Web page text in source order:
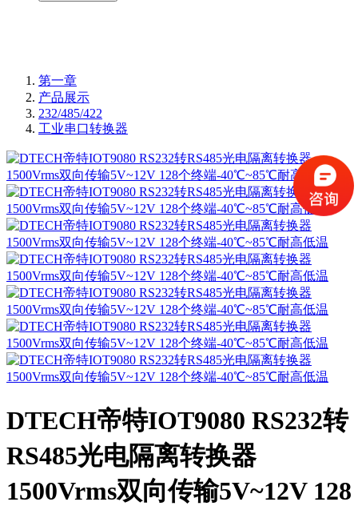
第一章
产品展示
232/485/422
工业串口转换器
DTECH帝特IOT9080 RS232转
RS485光电隔离转换器
1500Vrms双向传输5V~12V 128